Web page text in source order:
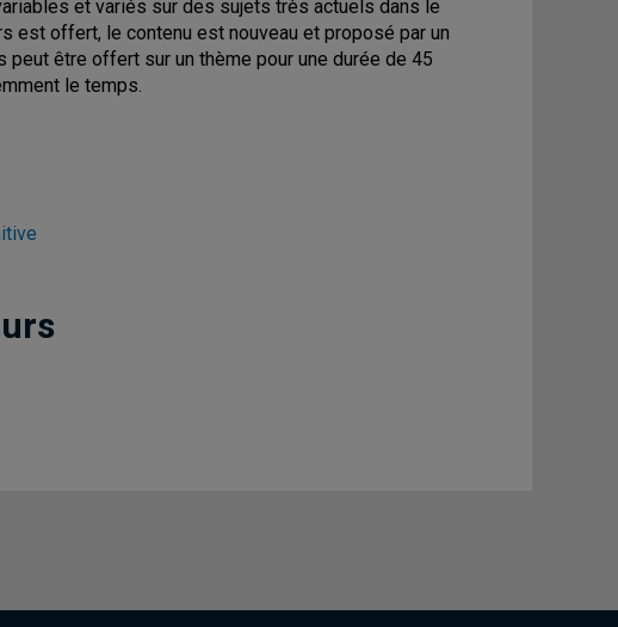
et variés sur des sujets très actuels dans le
est offert, le contenu est nouveau et proposé par un
être offert sur un thème pour une durée de 45
le temps.